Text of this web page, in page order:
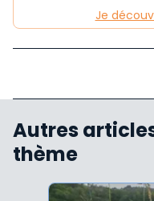
Je
Autres
thème